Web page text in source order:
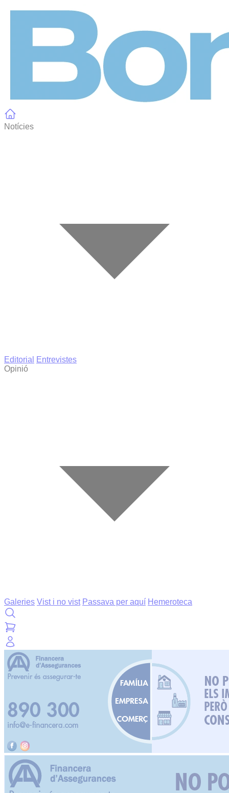
Notícies
Editorial
Entrevistes
Opinió
Galeries Vist i no vist Passava per aquí Hemeroteca